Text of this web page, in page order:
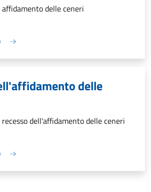
delle ceneri
delle
dell'affidamento delle ceneri